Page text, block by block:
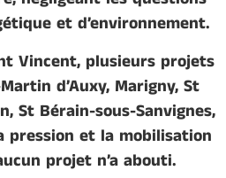
et d’environnement.
Vincent, plusieurs projets
d’Auxy, Marigny, St
St Bérain-sous-Sanvignes,
pression et la mobilisation
projet n’a abouti.